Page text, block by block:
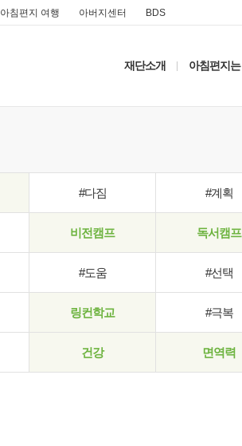
아침편지 여행 아버지센터 BDS
재단소개 아침편지는
#다짐 #계획
비전캠프 독서캠프
#도움 #선택
링컨학교 #극복
건강 면역력